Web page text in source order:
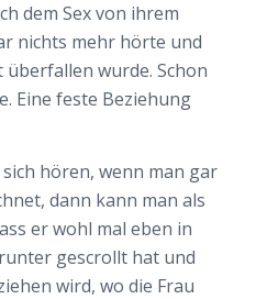
dem Sex von ihrem
nichts mehr hörte und
wurde. Schon
Eine feste Beziehung
hören, wenn man gar
dann kann man als
er wohl mal eben in
gescrollt hat und
wird, wo die Frau